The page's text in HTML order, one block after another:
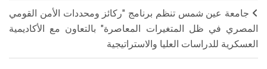
جامعة عين شمس تنظم برنامج "ركائز ومحددات الأمن القومي
المصري في ظل المتغيرات المعاصرة" بالتعاون مع الأكاديمية
العسكرية للدراسات العليا والاستراتيجية